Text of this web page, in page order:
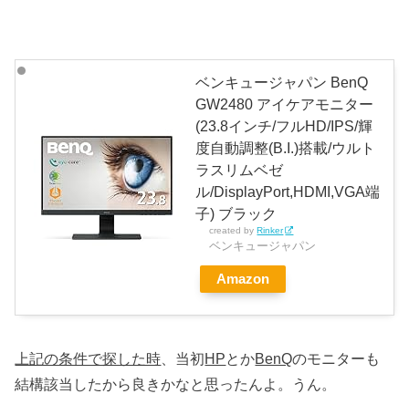
ベンキュージャパン BenQ
GW2480 アイケアモニター
(23.8インチ/フルHD/IPS/輝
度自動調整(B.I.)搭載/ウルト
ラスリムベゼ
ル/DisplayPort,HDMI,VGA端
子) ブラック
created byRinker
ベンキュージャパン
Amazon
上記の条件で探した時 、当初HPとかBenQのモニターも
結構該当したから良きかなと思ったんよ。うん。